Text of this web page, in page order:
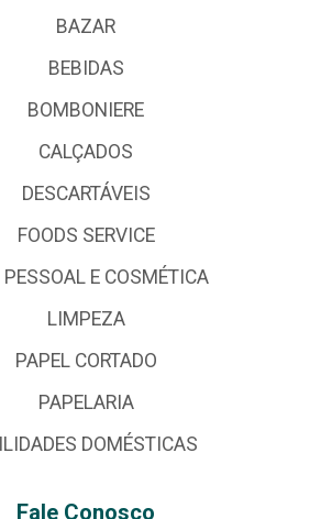
BAZAR
BEBIDAS
BOMBONIERE
CALÇADOS
DESCARTÁVEIS
FOODS SERVICE
PESSOAL E COSMÉTICA
LIMPEZA
PAPEL CORTADO
PAPELARIA
DOMÉSTICAS
Fale Conosco